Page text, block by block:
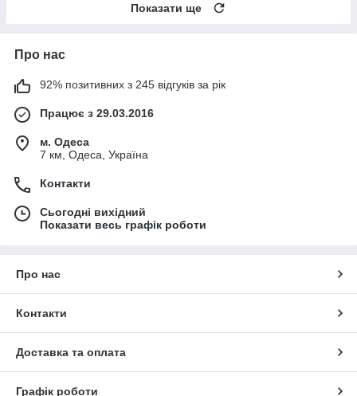
Показати ще
Про нас
92% позитивних з 245 відгуків за рік
Працює з 29.03.2016
м. Одеса
7 км, Одеса, Україна
Контакти
Сьогодні вихідний
Показати весь графік роботи
Про нас
Контакти
Доставка та оплата
Графік роботи